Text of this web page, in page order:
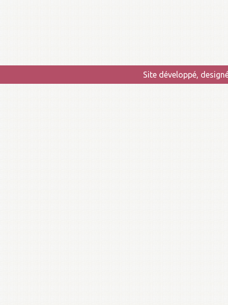
Site développé,